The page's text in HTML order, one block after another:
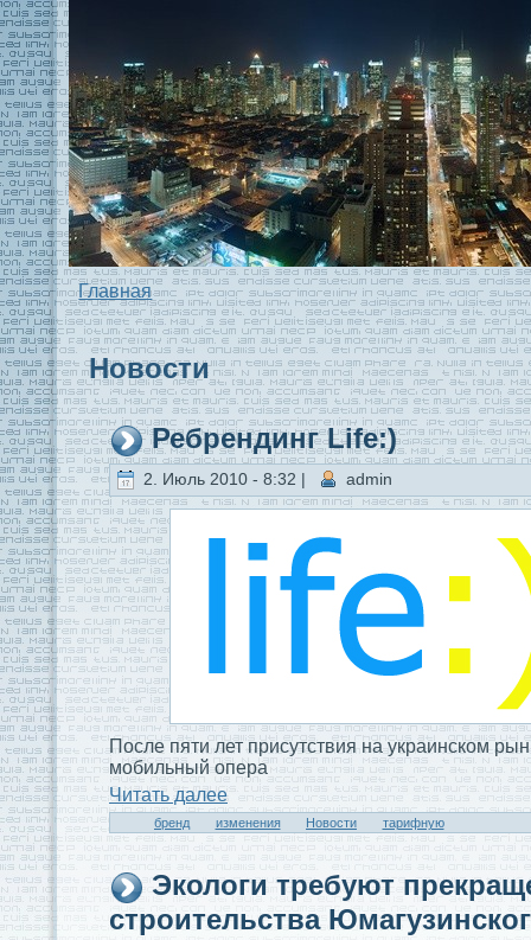
Главная
Новости
Ребрендинг Life:)
2. Июль 2010 - 8:32 | admin
После пяти лет присутствия на украинском
мобильный опера
Читaть далее
бренд изменения Новости тaрифную
Экологи требуют
строительства